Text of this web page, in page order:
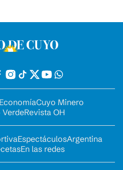
EconomíaCuyo Minero
VerdeRevista OH
EspectáculosArgentina
En las redes